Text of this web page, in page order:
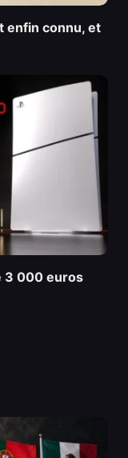
enfin connu, et
3 000 euros